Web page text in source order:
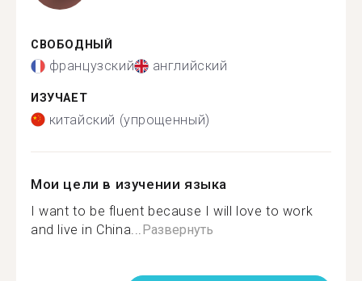
СВОБОДНЫЙ
французский английский
ИЗУЧАЕТ
китайский (упрощенный)
Мои цели в изучении языка
I want to be fluent because I will love to work
and live in China... Развернуть